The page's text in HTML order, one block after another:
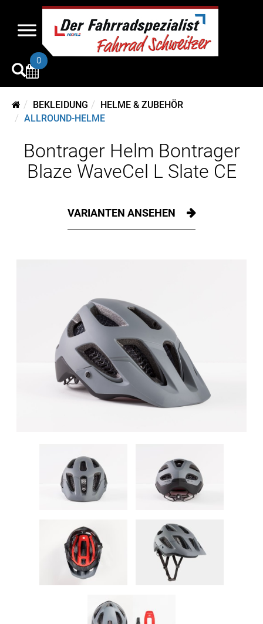
0
BEKLEIDUNG
HELME & ZUBEHÖR
ALLROUND-HELME
Bontrager Helm Bontrager
Blaze WaveCel L Slate CE
VARIANTEN ANSEHEN